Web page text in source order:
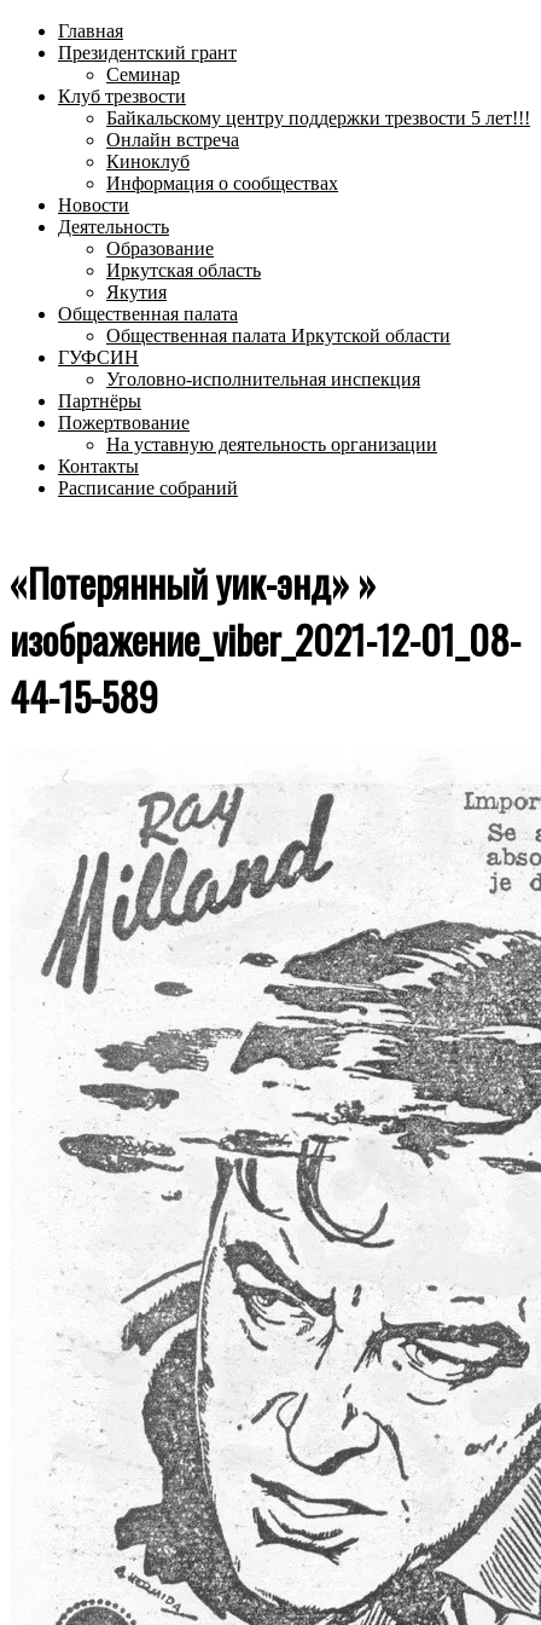
меню
Главная
Президентский грант
Семинар
Клуб трезвости
Байкальскому центру поддержки трезвости 5 лет!!!
Онлайн встреча
Киноклуб
Информация о сообществах
Новости
Деятельность
Образование
Иркутская область
Якутия
Общественная палата
Общественная палата Иркутской области
ГУФСИН
Уголовно-исполнительная инспекция
Партнёры
Пожертвование
На уставную деятельность организации
Контакты
Расписание собраний
«Потерянный уик-энд» »
изображение_viber_2021-12-01_08-
44-15-589